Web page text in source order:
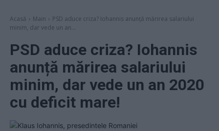
Acasă Main
PSD aduce criza? Iohannis anunță mărirea salariului
minim, dar vede un an...
PSD aduce criza? Iohannis
anunță mărirea salariului
minim, dar vede un an 2020
cu deficit mare!